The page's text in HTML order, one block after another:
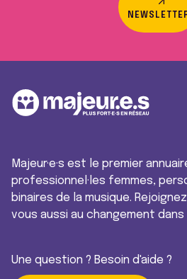
Majeur·e·s est le premier
professionnel·les femmes,
binaires de la musique.
vous aussi au changement dans
Une question ? Besoin d'aide ?